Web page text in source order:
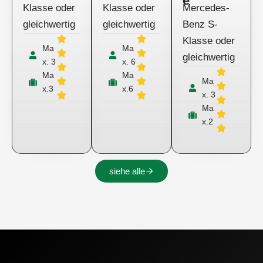
Klasse oder
gleichwertig
Ma
x. 3
Ma
x.3
Klasse oder
gleichwertig
Ma
x. 6
Ma
x.6
Mercedes-
Benz S-
Klasse oder
gleichwertig
Ma
x. 3
Ma
x.2
siehe alle